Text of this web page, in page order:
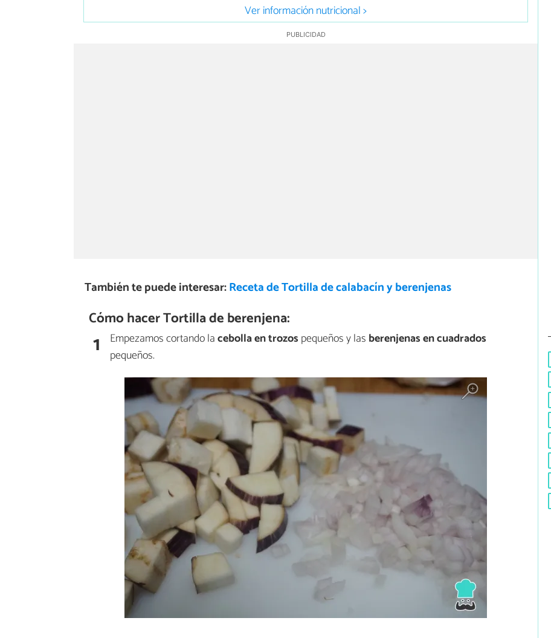
Ver información nutricional >
También te puede interesar:Receta de Tortilla de calabacín y berenjenas
Cómo hacer Tortilla de berenjena:
1 Empezamos cortando lacebolla en trozos pequeños y las berenjenas en cuadrados
pequeños.